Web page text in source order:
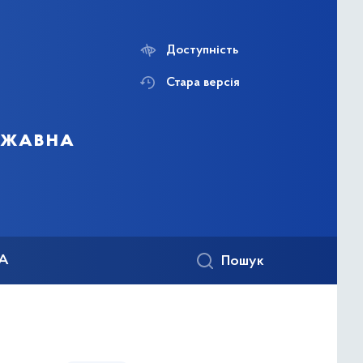
Доступність
Стара версія
Пошук